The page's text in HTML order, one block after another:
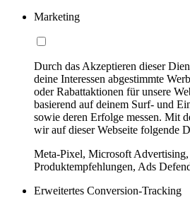
Marketing
Durch das Akzeptieren dieser
deine Interessen abgestimmte
oder Rabattaktionen für unsere
basierend auf deinem Surf- und
sowie deren Erfolge messen. Mit
wir auf dieser Webseite folgende
Meta-Pixel, Microsoft
Produktempfehlungen, Ads
Erweitertes Conversion-Tracking